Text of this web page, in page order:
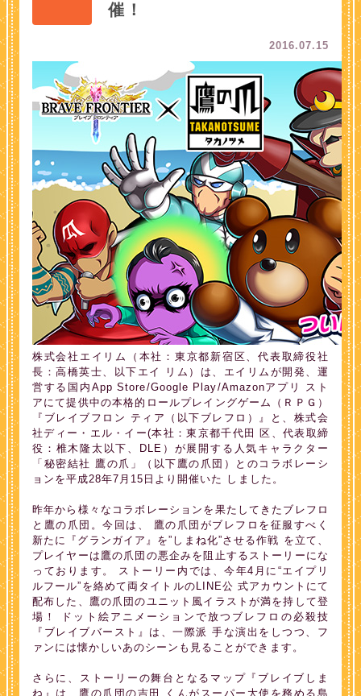
催！
2016.07.15
株式会社エイリム（本社：東京都新宿区、代表取締役社
長：高橋英士、以下エイ リム）は、エイリムが開発、運
営する国内App Store/Google Play/Amazonアプリ スト
アにて提供中の本格的ロールプレイングゲーム（ＲＰＧ）
『ブレイブフロン ティア（以下ブレフロ）』と、株式会
社ディー・エル・イー(本社：東京都千代田 区、代表取締
役：椎木隆太以下、DLE）が展開する人気キャラクター
「秘密結社 鷹の爪」（以下鷹の爪団）とのコラボレーシ
ョンを平成28年7月15日より開催いた しました。
昨年から様々なコラボレーションを果たしてきたブレフロ
と鷹の爪団。今回は、 鷹の爪団がブレフロを征服すべく
新たに『グランガイア』を”しまね化”させる作戦 を立て、
プレイヤーは鷹の爪団の悪企みを阻止するストーリーにな
っております。 ストーリー内では、今年4月に“エイプリ
ルフール”を絡めて両タイトルのLINE公 式アカウントにて
配布した、鷹の爪団のユニット風イラストが満を持して登
場！ ドット絵アニメーションで放つブレフロの必殺技
『ブレイブバースト』は、一際派 手な演出をしつつ、フ
ァンには懐かしいあのシーンも見ることができます。
さらに、ストーリーの舞台となるマップ『ブレイブしま
ね』は、鷹の爪団の吉田 くんがスーパー大使を務める島